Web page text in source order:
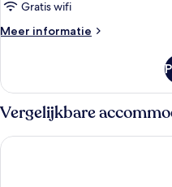
Queen
Pod
Bath
Gratis wifi
Meer informatie
Meer
Queen
Pod
ADA,
Private
Bath
Vergelijkbare
Pod Times Square